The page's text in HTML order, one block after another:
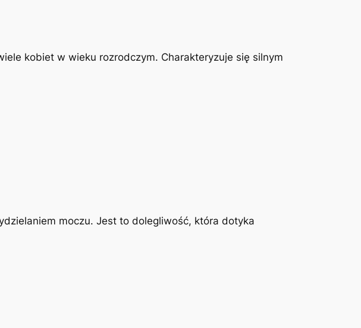
kobiet w wieku rozrodczym. Charakteryzuje się silnym
moczu. Jest to dolegliwość, która dotyka